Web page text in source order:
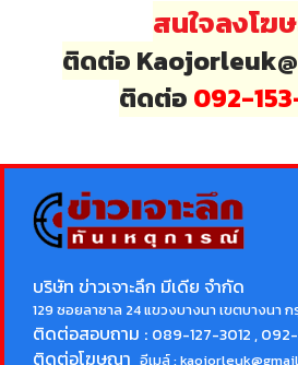
สนใจลงโฆ
ติดต่อ
ติดต่อ 092-
บริษัท ข่าวเจาะลึก มีเดีย จำกัด
129 ซอยลาซาล 24 แขวงบางนา เขตบางนา
ติดต่อสอบถาม : 089-127-3012 ,
ติดต่อโฆษณา อีเมล์ :